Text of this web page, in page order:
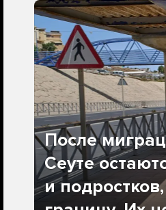
После
Сеуте
и